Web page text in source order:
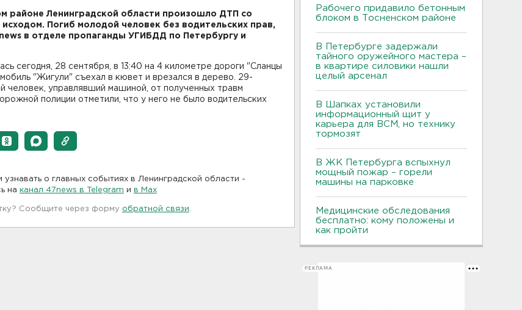
районе Ленинградской области произошло ДТП со
Погиб молодой человек без водительских прав,
в отделе пропаганды УГИБДД по Петербургу и
сегодня, 28 сентября, в 13:40 на 4 километре дороги "Сланцы
"Жигули" съехал в кювет и врезался в дерево. 29-
человек, управлявший машиной, от полученных травм
полиции отметили, что у него не было водительских
о главных событиях в Ленинградской области -
на канал 47news в Telegram и в Maх
Сообщите через форму обратной связи
Рабочего придавило бетонным
блоком в Тосненском районе
В Петербурге задержали
тайного оружейного мастера –
в квартире силовики нашли
целый арсенал
В Шапках установили
информационный щит у
карьера для ВСМ, но технику
тормозят
В ЖК Петербурга вспыхнул
мощный пожар – горели
машины на парковке
Медицинские обследования
бесплатно: кому положены и
как пройти
РЕКЛАМА